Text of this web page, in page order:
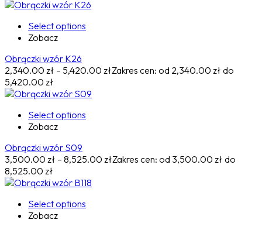
Select options
Zobacz
Obrączki wzór K26
2,340.00 zł – 5,420.00 złZakres cen: od 2,340.00 zł do
5,420.00 zł
Select options
Zobacz
Obrączki wzór S09
3,500.00 zł – 8,525.00 złZakres cen: od 3,500.00 zł do
8,525.00 zł
Select options
Zobacz